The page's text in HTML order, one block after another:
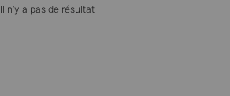
Il n’y a pas de résultat